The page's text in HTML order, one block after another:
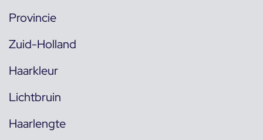
Provincie
Zuid-Holland
Haarkleur
Lichtbruin
Haarlengte